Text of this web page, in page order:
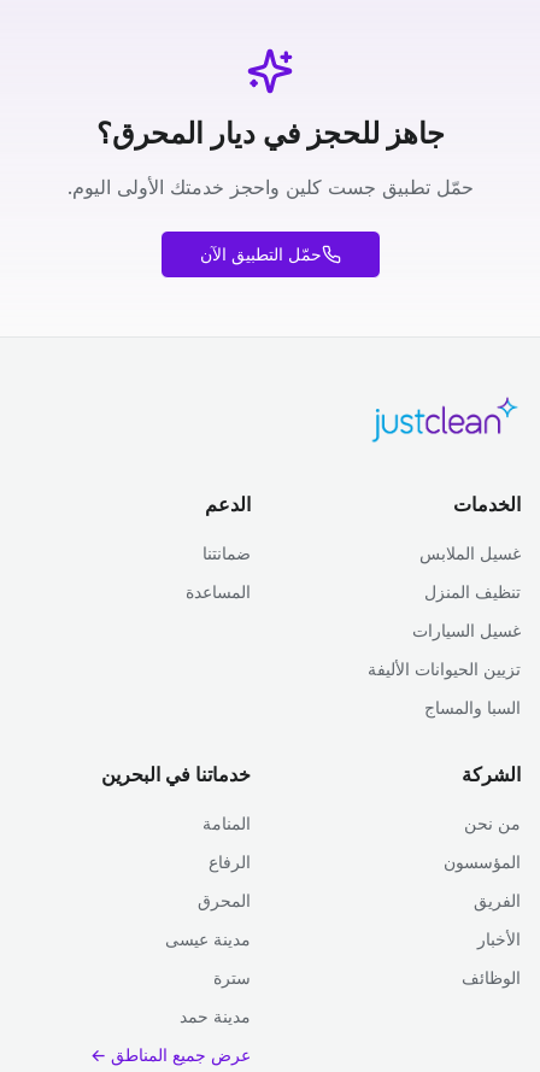
جاهز للحجز في ديار المحرق؟
حمّل تطبيق جست كلين واحجز خدمتك الأولى اليوم.
حمّل التطبيق الآن
الخدمات
غسيل الملابس
تنظيف المنزل
غسيل السيارات
تزيين الحيوانات الأليفة
السبا والمساج
الدعم
ضمانتنا
المساعدة
الشركة
من نحن
المؤسسون
الفريق
الأخبار
الوظائف
خدماتنا في البحرين
المنامة
الرفاع
المحرق
مدينة عيسى
سترة
مدينة حمد
عرض جميع المناطق ←